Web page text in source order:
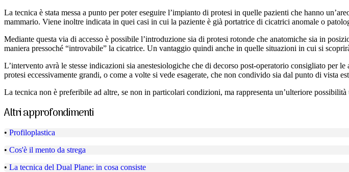
La tecnica è stata messa a punto per poter eseguire l’impianto di protesi in quelle pazienti che hanno
mammario. Viene inoltre indicata in quei casi in cui la paziente è già portatrice di cicatrici anomale o
Mediante questa via di accesso è possibile l’introduzione sia di protesi rotonde che anatomiche sia in
maniera pressoché “introvabile” la cicatrice. Un vantaggio quindi anche in quelle situazioni in cui si
L’intervento avrà le stesse indicazioni sia anestesiologiche che di decorso post-operatorio consigliato
protesi eccessivamente grandi, o come a volte si vede esagerate, che non condivido sia dal punto di vista
La tecnica non è preferibile ad altre, se non in particolari condizioni, ma rappresenta un’ulteriore
Altri approfondimenti
• Profiloplastica
• Cos'è il mento da strega
• La tecnica del Dual Plane: in cosa consiste